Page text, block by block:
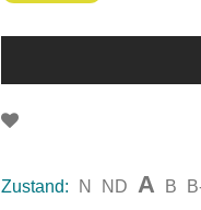
Zustand: N ND A B